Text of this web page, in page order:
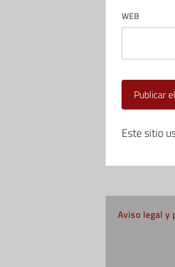
WEB
Este sitio
Aviso legal y